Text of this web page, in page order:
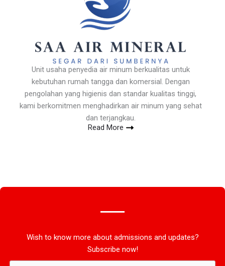
Unit usaha penyedia air minum berkualitas untuk
kebutuhan rumah tangga dan komersial. Dengan
pengolahan yang higienis dan standar kualitas tinggi,
kami berkomitmen menghadirkan air minum yang sehat
dan terjangkau.
Read More
Wish to know more about admissions and updates?
Subscribe now!